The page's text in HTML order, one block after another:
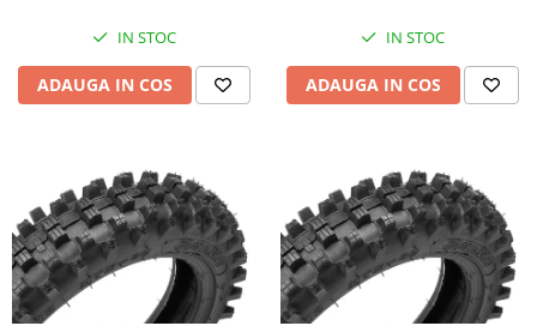
IN STOC
ADAUGA IN COS
IN STOC
ADAUGA IN COS